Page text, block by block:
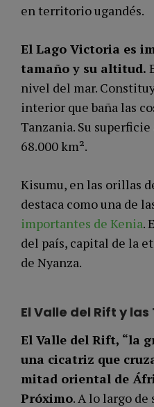
en territorio ugandés.
El Lago Victoria es
tamaño y su altitud.
nivel del mar.
interior que baña las
Tanzania. Su
68.000 km².
Kisumu, en las orillas
destaca como una de
importantes de Kenia.
del país, capital de la
de Nyanza.
El Valle del Rift y
El Valle del Rift, “la
una cicatriz que
mitad oriental de
Próximo. A lo largo de